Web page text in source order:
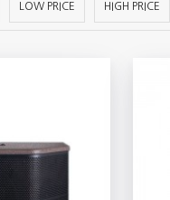
LOW PRICE HIGH PRICE